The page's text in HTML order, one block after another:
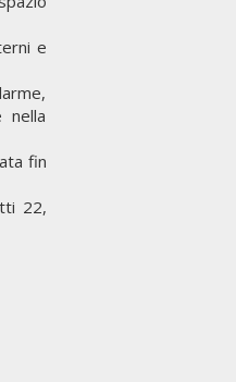
e
nella
fin
22,